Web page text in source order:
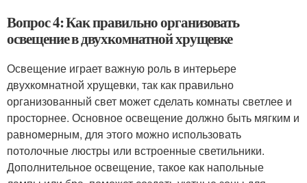
Вопрос 4: Как правильно организовать
освещение в двухкомнатной хрущевке
Освещение играет важную роль в интерьере
двухкомнатной хрущевки, так как правильно
организованный свет может сделать комнаты светлее и
просторнее. Основное освещение должно быть мягким и
равномерным, для этого можно использовать
потолочные люстры или встроенные светильники.
Дополнительное освещение, такое как напольные